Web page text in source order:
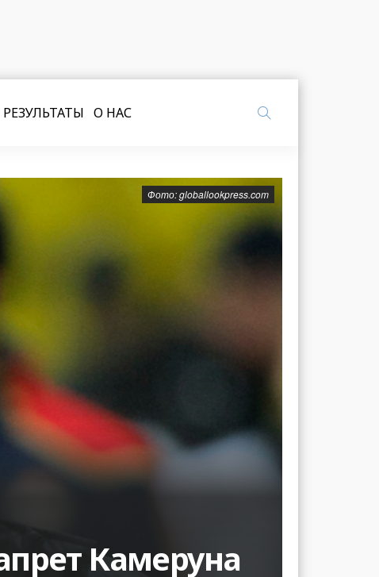
РЕЗУЛЬТАТЫ О НАС
Камеруна
Фото: globallookpress.com